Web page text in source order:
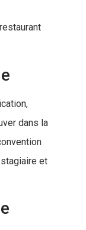
dans la
et